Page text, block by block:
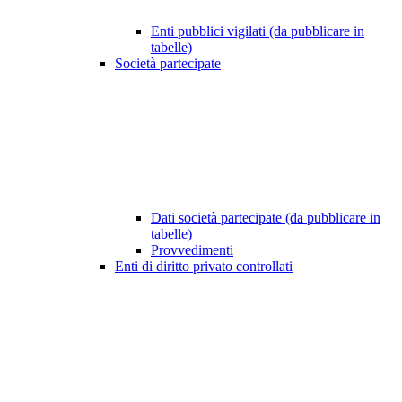
Enti pubblici vigilati (da pubblicare in
tabelle)
Società partecipate
Dati società partecipate (da pubblicare in
tabelle)
Provvedimenti
Enti di diritto privato controllati